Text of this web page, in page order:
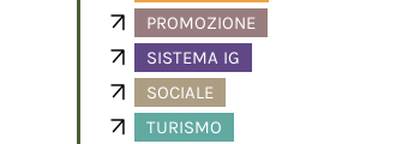
PROMOZIONE
SISTEMA IG
SOCIALE
TURISMO